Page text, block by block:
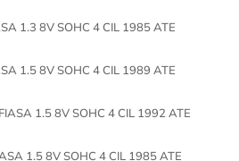
1.3 8V SOHC 4 CIL 1985 ATE
1.5 8V SOHC 4 CIL 1989 ATE
1.5 8V SOHC 4 CIL 1992 ATE
1.5 8V SOHC 4 CIL 1985 ATE